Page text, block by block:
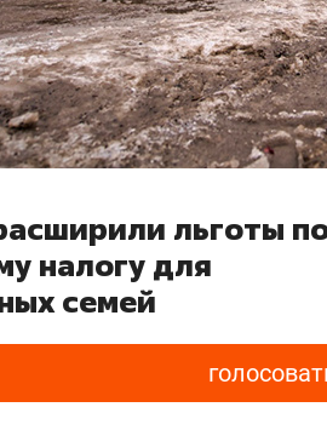
льготы
налогу для
семей